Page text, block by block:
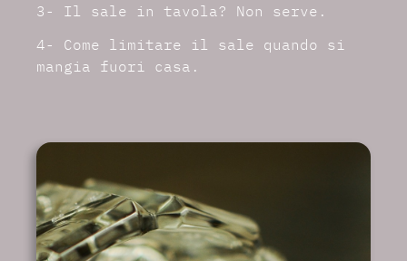
3- Il sale in tavola? Non serve.
4- Come limitare il sale quando si
mangia fuori casa.